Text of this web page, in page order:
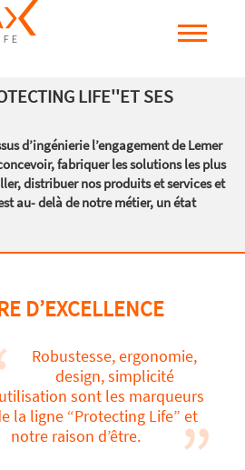
LIFE''ET SES
d’ingénierie l’engagement de Lemer
fabriquer les solutions les plus
distribuer nos produits et services et
au- delà de notre métier, un état
D’EXCELLENCE
Robustesse, ergonomie,
design, simplicité
sont les marqueurs
la ligne “Protecting Life” et
notre raison d’être.